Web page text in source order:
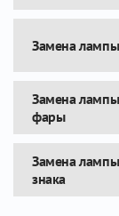
Замена
Замена
фары
Замена
знака